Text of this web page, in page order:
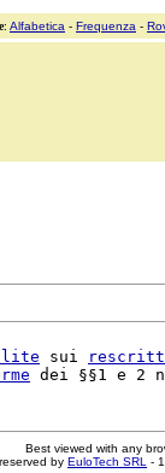
: Alfabetica - Frequenza -
sui
dei §§1 e 2
Best viewed with any
by EuloTech SRL -